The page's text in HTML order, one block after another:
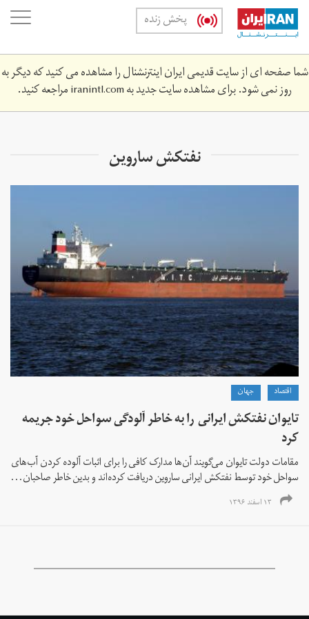
Skip
main
content
پخش زنده
شما صفحه ای از سایت قدیمی ایران اینترنشنال را مشاهده می کنید که دیگر به
روز نمی شود. برای مشاهده سایت جدید بهiranintl.comمراجعه کنید.
نفتکش ساروین
اقتصاد جهان
تایوان نفتکش ایرانی را به خاطر آلودگی سواحل خود جریمه
کرد
مقامات دولت تایوان می‌گویند آن‌ها مدارک کافی را برای اثبات آلوده کردن آب‌های
سواحل خود توسط نفتکش ایرانی ساروین دریافت کرده‌اند و بدین خاطر صاحبان...
۱۳ اسفند ۱۳۹۶